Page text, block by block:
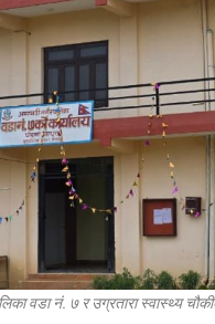
वडा नं. ७ र उग्रतारा स्वास्थ्य